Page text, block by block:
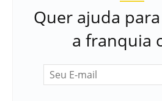
Quer ajuda
a franquia